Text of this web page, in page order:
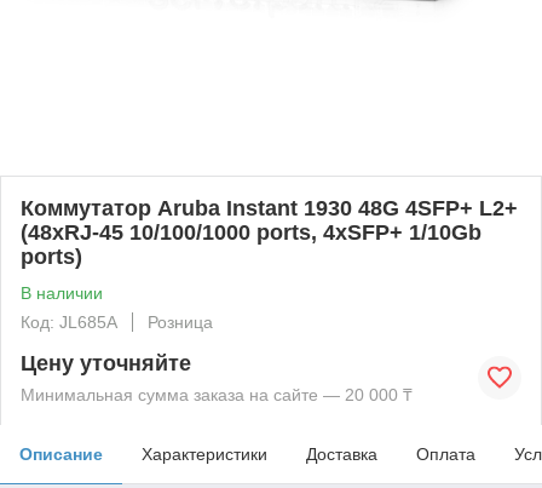
Коммутатор Aruba Instant 1930 48G 4SFP+ L2+
(48xRJ-45 10/100/1000 ports, 4xSFP+ 1/10Gb
ports)
В наличии
Код: JL685A
Розница
Цену уточняйте
Минимальная сумма заказа на сайте — 20 000 ₸
Описание Характеристики Доставка Оплата